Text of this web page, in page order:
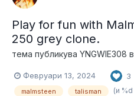
Play for fun with
250 grеy clone.
тема публикува YNGWIE308 в
Февруари 13, 2024 3
malmsteen talisman (и